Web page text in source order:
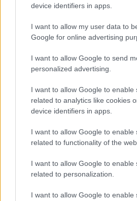
device identifiers in apps.
I want to allow my user data to
Google for online advertising
I want to allow Google to send
personalized advertising.
I want to allow Google to enable
related to analytics like cookies
device identifiers in apps.
I want to allow Google to enable
related to functionality of the
I want to allow Google to enable
related to personalization.
I want to allow Google to enable
I nostri cari
I nostri cari
I nostri cari